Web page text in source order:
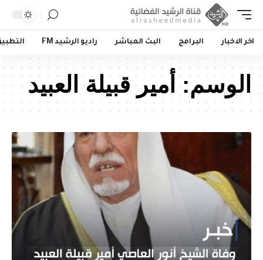
اخر الاخبار البرامج البث المباشر راديو الرشيد FM
الوسم: أمير قبيلة العبيد